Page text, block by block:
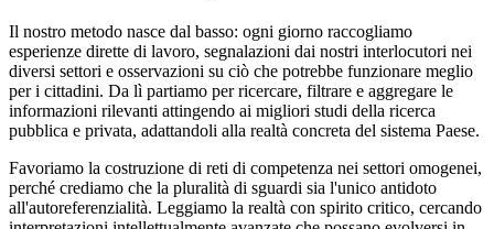
Il nostro metodo nasce dal basso: ogni giorno raccogliamo
esperienze dirette di lavoro, segnalazioni dai nostri interlocutori nei
diversi settori e osservazioni su ciò che potrebbe funzionare meglio
per i cittadini. Da lì partiamo per ricercare, filtrare e aggregare le
informazioni rilevanti attingendo ai migliori studi della ricerca
pubblica e privata, adattandoli alla realtà concreta del sistema Paese.
Favoriamo la costruzione di reti di competenza nei settori omogenei,
perché crediamo che la pluralità di sguardi sia l'unico antidoto
all'autoreferenzialità. Leggiamo la realtà con spirito critico, cercando